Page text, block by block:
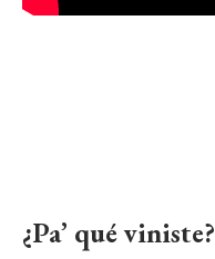
¿Pa’ qué viniste?